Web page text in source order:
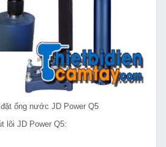
ống nước JD Power Q5
lõi JD Power Q5: